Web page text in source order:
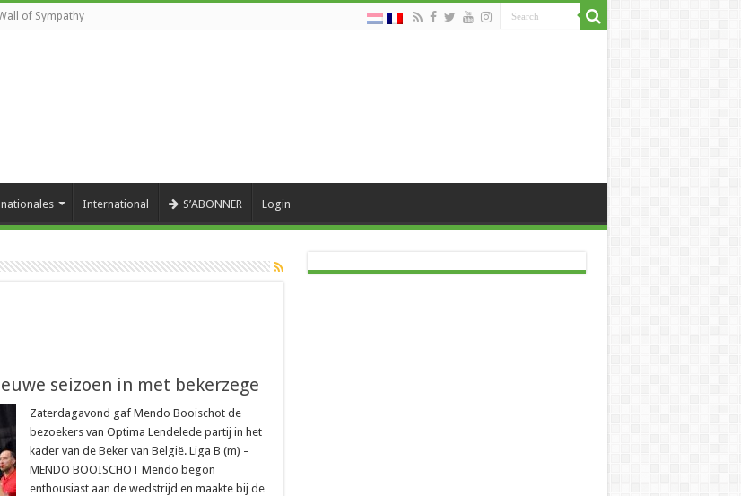
of Sympathy
International S’ABONNER Login
seizoen in met bekerzege
Zaterdagavond gaf Mendo Booischot de
bezoekers van Optima Lendelede partij in het
kader van de Beker van België. Liga B (m) –
MENDO BOOISCHOT Mendo begon
enthousiast aan de wedstrijd en maakte bij de